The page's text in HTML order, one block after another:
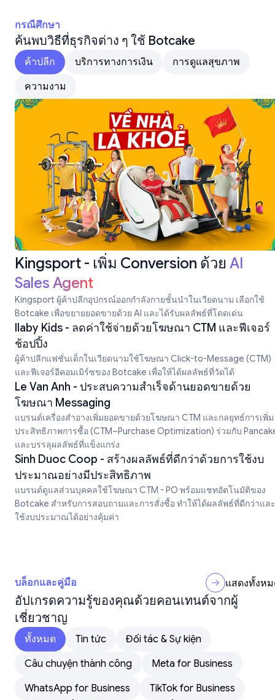
กรณีศึกษา
ค้นพบวิธีที่ธุรกิจต่าง ๆ ใช้ Botcake
ค้าปลีก บริการทางการเงิน
การดูแลสุขภาพ
ความงาม
Kingsport - เพิ่ม Conversion ด้วย AI
Sales Agent
Kingsport ผู้ค้าปลีกอุปกรณ์ออกกำลังกายชั้นนำในเวียดนาม เลือกใช้
Botcake เพื่อขยายยอดขายด้วย AI และได้รับผลลัพธ์ที่โดดเด่น
Ilaby Kids - ลดค่าใช้จ่ายด้วยโฆษณา CTM และฟีเจอร์
ช้อปปิ้ง
ผู้ค้าปลีกแฟชั่นเด็กในเวียดนามใช้โฆษณา Click-to-Message (CTM)
และฟีเจอร์อีคอมเมิร์ซของ Botcake เพื่อให้ได้ผลลัพธ์ที่วัดได้
Le Van Anh - ประสบความสำเร็จด้านยอดขายด้วย
โฆษณา Messaging
แบรนด์เครื่องสำอางเพิ่มยอดขายด้วยโฆษณา CTM และกลยุทธ์การเพิ่ม
ประสิทธิภาพการซื้อ (CTM–Purchase Optimization) ร่วมกับ
และบรรลุผลลัพธ์ที่แข็งแกร่ง
Sinh Duoc Coop - สร้างผลลัพธ์ที่ดีกว่าด้วยการใช้งบ
ประมาณอย่างมีประสิทธิภาพ
แบรนด์ดูแลส่วนบุคคลใช้โฆษณา CTM - PO พร้อมแชทอัตโนมัติของ
Botcake สำหรับการสอบถามและการสั่งซื้อ ทำให้ได้ผลลัพธ์ที่ดีกว่าและ
ใช้งบประมาณได้อย่างคุ้มค่า
บล็อกและคู่มือ แสดงทั้งห
อัปเกรดความรู้ของคุณด้วยคอนเทนต์จากผู้
เชี่ยวชาญ
ทั้งหมด Tin tức
Đối tác & Sự kiện
Câu chuyện thành công
Meta for Business
WhatsApp for Business
TikTok for Business